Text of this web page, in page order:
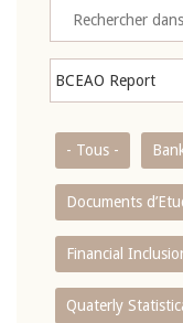
- Tous -
Documents
Financial
Quaterly